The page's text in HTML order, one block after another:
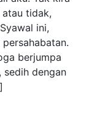
atau tidak,
ini,
berjumpa
sedih dengan